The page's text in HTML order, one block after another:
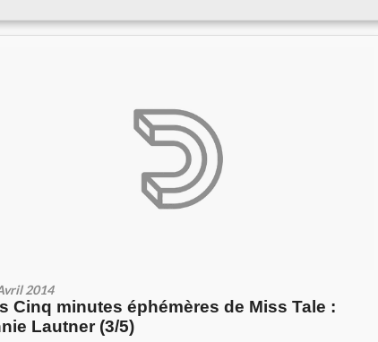
2014
Cinq minutes éphémères de Miss Tale :
Lautner (3/5)